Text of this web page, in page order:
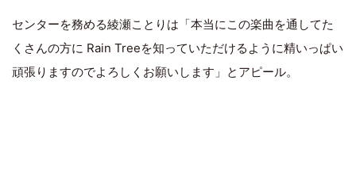
センターを務める綾瀬ことりは「本当にこの楽曲を通してた
くさんの方に Rain Treeを知っていただけるように精いっぱい
頑張りますのでよろしくお願いします」とアピール。